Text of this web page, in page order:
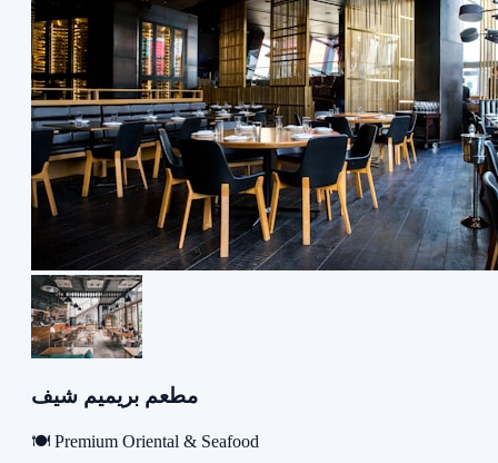
مطعم بريميم شيف
🍽️ Premium Oriental & Seafood